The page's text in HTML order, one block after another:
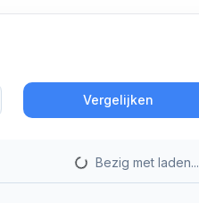
Vergelijken
Bezig met laden...